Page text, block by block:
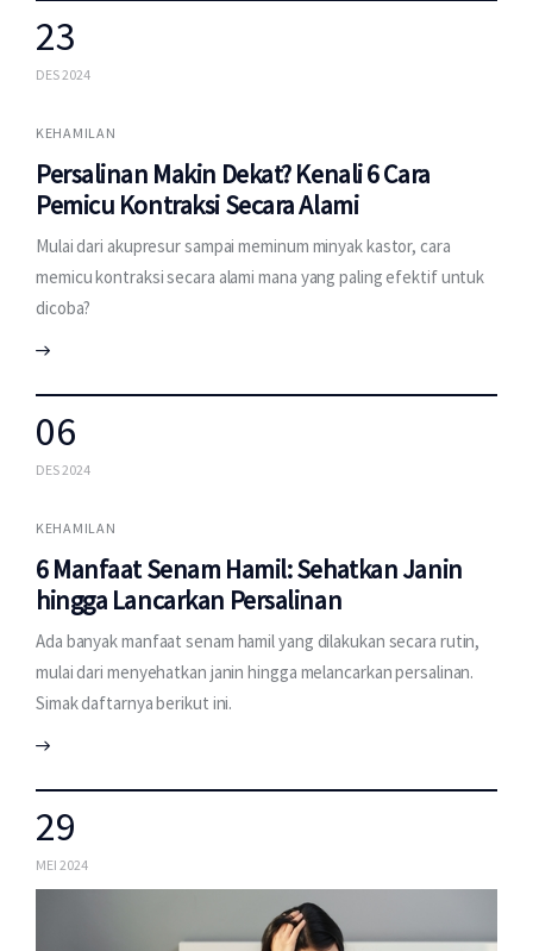
23
DES 2024
KEHAMILAN
Persalinan Makin Dekat? Kenali 6 Cara
Pemicu Kontraksi Secara Alami
Mulai dari akupresur sampai meminum minyak kastor, cara
memicu kontraksi secara alami mana yang paling efektif untuk
dicoba?
06
DES 2024
KEHAMILAN
6 Manfaat Senam Hamil: Sehatkan Janin
hingga Lancarkan Persalinan
Ada banyak manfaat senam hamil yang dilakukan secara rutin,
mulai dari menyehatkan janin hingga melancarkan persalinan.
Simak daftarnya berikut ini.
29
MEI 2024